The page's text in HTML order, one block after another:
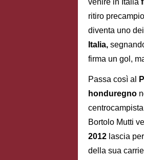
ritiro
diventa uno
Italia,
firma un gol,
Passa così al
honduregno
Bortolo Mutti
2012 lascia
della sua